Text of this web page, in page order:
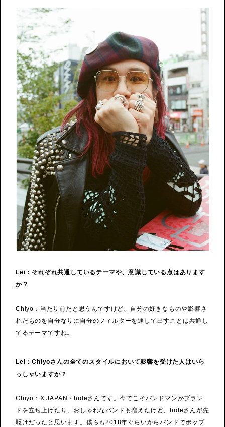
Lei：それぞれ共通しているテーマや、意識している点はあります
か？
Chiyo：当たり前だと思うんですけど、自分の好きなものや影響さ
れたものを自分なりに自分のフィルターを通して出すことは共通し
てるテーマですね。
Lei：Chiyoさんの全てのスタイルにおいて影響を受けた人はいら
っしゃいますか？
Chiyo：X JAPAN・hideさんです。今でこそバンドマンがブラン
ドを立ち上げたり、おしゃれなバンドも増えたけど、hideさんが先
駆けだったと思います。僕らも2018年ぐらいからバンドでポップ